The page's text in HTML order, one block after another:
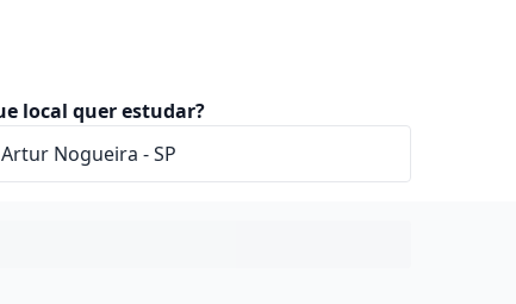
local quer estudar?